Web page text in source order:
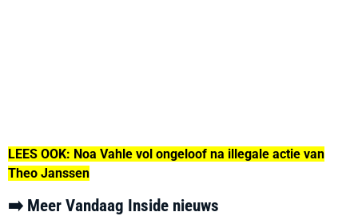
LEES OOK: Noa Vahle vol ongeloof na illegale actie van
Theo Janssen
➡️ Meer Vandaag Inside nieuws